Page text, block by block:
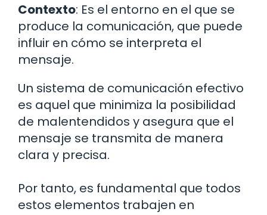
Contexto: Es el entorno en el que se
produce la comunicación, que puede
influir en cómo se interpreta el
mensaje.
Un sistema de comunicación efectivo
es aquel que minimiza la posibilidad
de malentendidos y asegura que el
mensaje se transmita de manera
clara y precisa.
Por tanto, es fundamental que todos
estos elementos trabajen en